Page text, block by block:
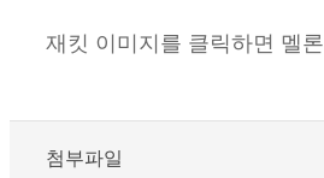
재킷 이미지를 클릭하면 멜
첨부파일